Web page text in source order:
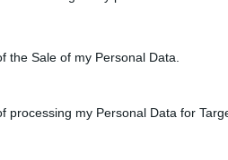
the Sale of my Personal Data.
processing my Personal Data for